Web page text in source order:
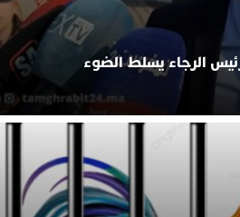
الرجاء يسلط الضوء